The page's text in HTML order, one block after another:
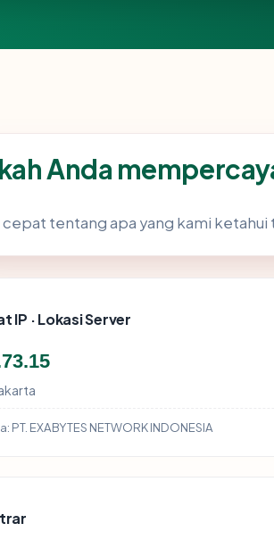
Anda
cepat tentang apa yang kami ketahui
IP · Lokasi Server
PT. EXABYTES NETWORK INDONESIA